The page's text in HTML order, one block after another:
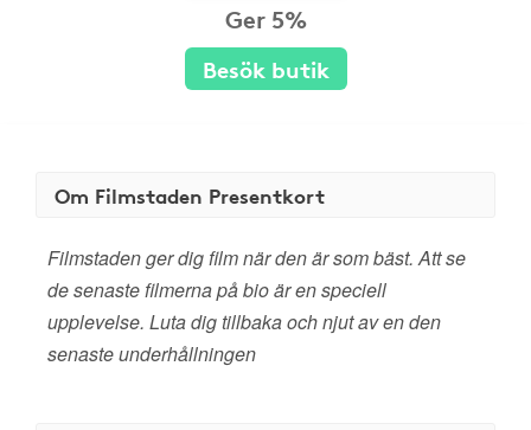
Ger 5%
Besök butik
Om Filmstaden Presentkort
Filmstaden ger dig film när den är som bäst. Att se
de senaste filmerna på bio är en speciell
upplevelse. Luta dig tillbaka och njut av en den
senaste underhållningen